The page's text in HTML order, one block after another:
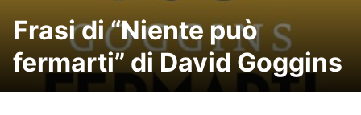
Frasi di “Niente può
fermarti” di David Goggins